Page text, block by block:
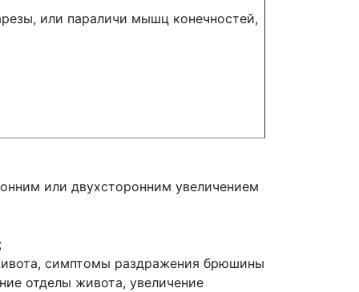
или параличи мышц конечностей,
или двухсторонним увеличением
симптомы раздражения брюшины
отделы живота, увеличение